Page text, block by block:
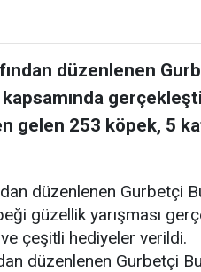
düzenlenen
gelen 253 köpek, 5
düzenlenen Gurbetçi
güzellik yarışması
çeşitli hediyeler verildi.
düzenlenen Gurbetçi